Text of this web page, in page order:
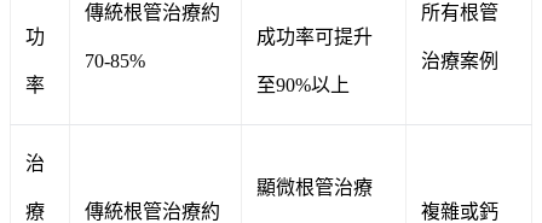
功
率
傳統根管治療約
70-85%
成功率可提升
至90%以上
所有根管
治療案例
治
療 傳統根管治療約
顯微根管治療
複雜或鈣